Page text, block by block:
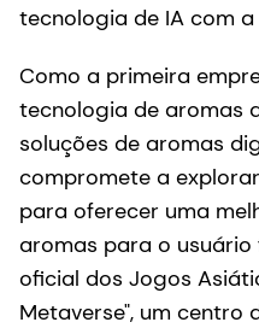
tecnologia de IA com
Como a primeira
tecnologia de aromas
soluções de aromas
compromete a
para oferecer uma
aromas para o usuário
oficial dos Jogos
Metaverse", um centro